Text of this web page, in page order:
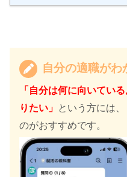
自分の適職がわ
「自分は何に向いてい
りたい」 という方には、
のがおすすめです。